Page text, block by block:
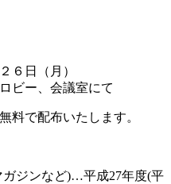
６日（月）
ビー、会議室にて
料で配布いたします。
ガジンなど)…平成27年度(平